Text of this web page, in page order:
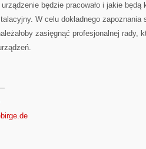
będzie pracowało i jakie
W celu dokładnego zapoznania
zasięgnąć profesjonalnej rady,